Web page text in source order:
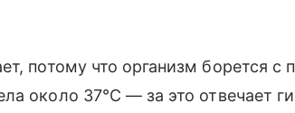
потому что организм борется с
около 37°C — за это отвечает